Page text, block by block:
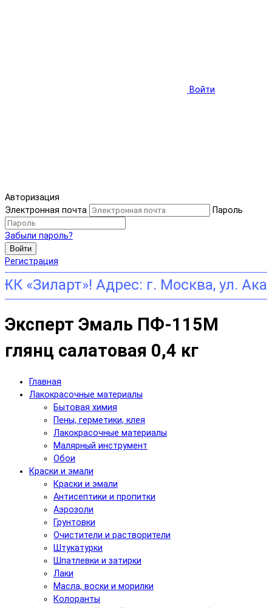
Войти
Авторизация
Электронная почта
Пароль
Забыли пароль?
Войти
Регистрация
Адрес: г. Москва, ул. Академика
Эксперт Эмаль ПФ-115М
глянц салатовая 0,4 кг
Главная
Лакокрасочные материалы
Бытовая химия
Пены, герметики, клея
Лакокрасочные материалы
Малярный инструмент
Обои
Краски и эмали
Краски и эмали
Антисептики и пропитки
Аэрозоли
Грунтовки
Очистители и растворители
Штукатурки
Шпатлевки и затирки
Лаки
Масла, воски и морилки
Колоранты